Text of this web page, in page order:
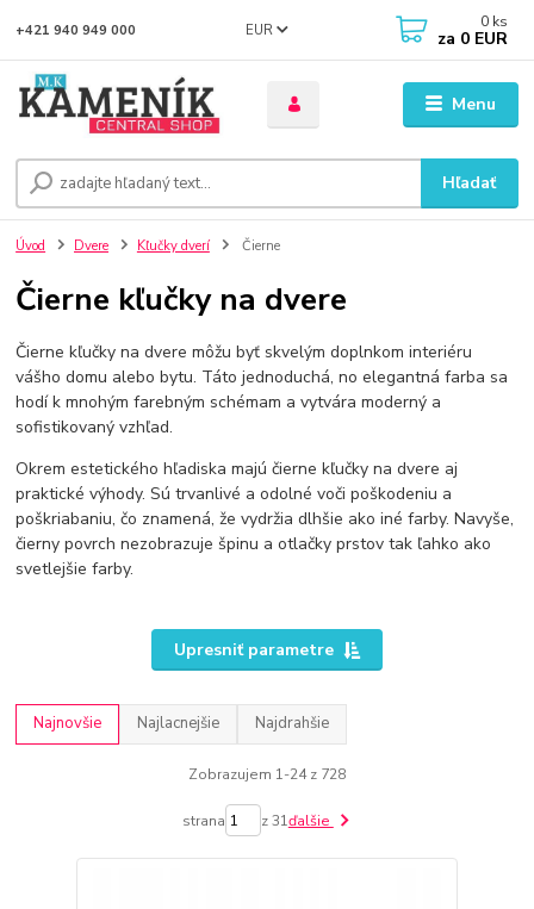
Menu
EUR
Hľadať
+421 940 949 000 0 ks
za 0 EUR
Úvod Dvere Kľučky dverí Čierne
Čierne kľučky na dvere
Čierne kľučky na dvere môžu byť skvelým doplnkom interiéru
vášho domu alebo bytu. Táto jednoduchá, no elegantná farba sa
hodí k mnohým farebným schémam a vytvára moderný a
sofistikovaný vzhľad.
Okrem estetického hľadiska majú čierne kľučky na dvere aj
praktické výhody. Sú trvanlivé a odolné voči poškodeniu a
poškriabaniu, čo znamená, že vydržia dlhšie ako iné farby. Navyše,
čierny povrch nezobrazuje špinu a otlačky prstov tak ľahko ako
svetlejšie farby.
Upresniť parametre
Najnovšie Najlacnejšie Najdrahšie
Zobrazujem 1-24 z 728
strana z 31ďalšie